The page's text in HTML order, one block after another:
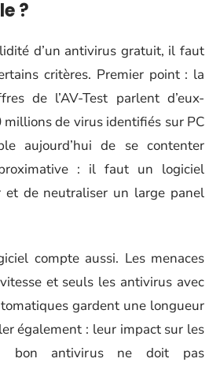
?
d’un antivirus gratuit, il faut
critères. Premier point : la
de l’AV-Test parlent d’eux-
millions de virus identifiés sur PC
aujourd’hui de se contenter
: il faut un logiciel
et de neutraliser un large panel
compte aussi. Les menaces
et seuls les antivirus avec
gardent une longueur
également : leur impact sur les
bon antivirus ne doit pas